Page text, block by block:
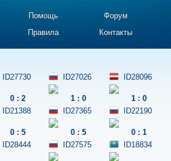
Помощь
Форум
Правила Контакты
ID27730
0 : 2
ID27026
1 : 0
ID28096
1 : 0
ID21388
0 : 5
ID27365
0 : 5
ID22190
0 : 1
ID28444 ID27575 ID18834